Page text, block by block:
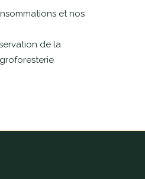
et nos
de la